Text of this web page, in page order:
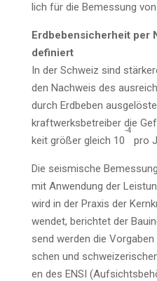
lich für die Bemes­sung
Erd­be­ben­si­cher­heit per
definiert
In der Schweiz sind
den Nach­weis des
durch Erd­be­ben
kraft­werks­be­trei­ber die
keit grö­ßer gleich 10
-4
pro
Die seis­mi­sche
mit Anwen­dung der
wird in der Pra­xis der
wen­det, berich­tet der
send wer­den die
schen und
en des ENSI